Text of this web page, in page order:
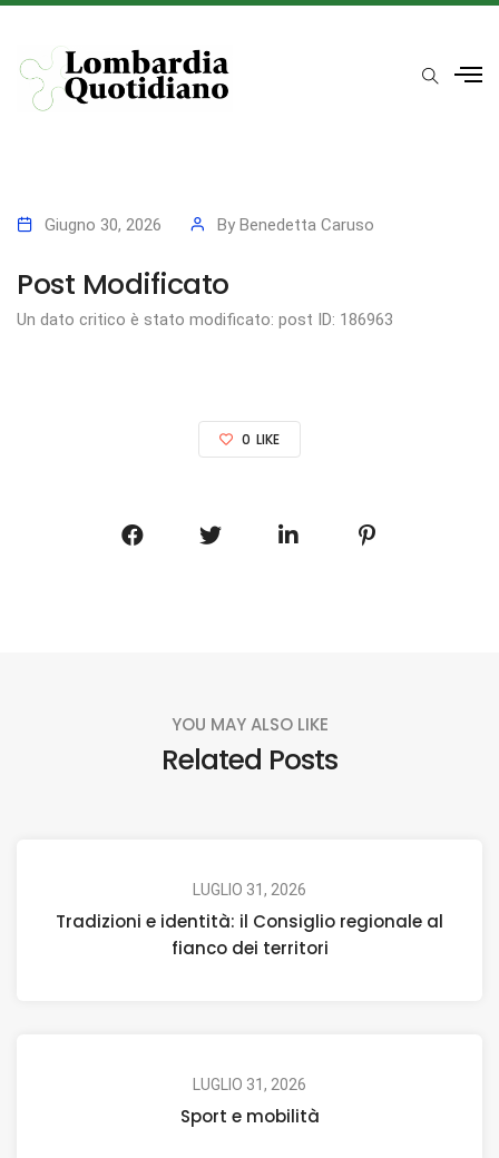
Giugno 30, 2026 By Benedetta Caruso
Post Modificato
Un dato critico è stato modificato: post ID: 186963
0 LIKE
YOU MAY ALSO LIKE
Related Posts
LUGLIO 31, 2026
Tradizioni e identità: il Consiglio regionale al
fianco dei territori
LUGLIO 31, 2026
Sport e mobilità